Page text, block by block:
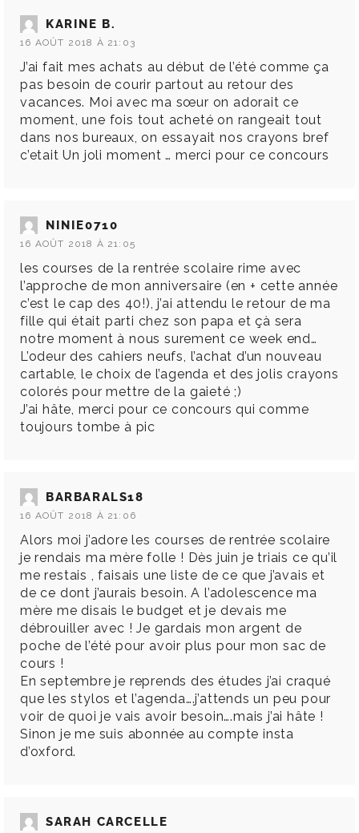
KARINE B.
16 AOÛT 2018 À 21:03
J’ai fait mes achats au début de l’été comme ça
pas besoin de courir partout au retour des
vacances. Moi avec ma sœur on adorait ce
moment, une fois tout acheté on rangeait tout
dans nos bureaux, on essayait nos crayons bref
c’etait Un joli moment … merci pour ce concours
NINIE0710
16 AOÛT 2018 À 21:05
les courses de la rentrée scolaire rime avec
l’approche de mon anniversaire (en + cette année
c’est le cap des 40!), j’ai attendu le retour de ma
fille qui était parti chez son papa et çà sera
notre moment à nous surement ce week end…
L’odeur des cahiers neufs, l’achat d’un nouveau
cartable, le choix de l’agenda et des jolis crayons
colorés pour mettre de la gaieté ;)
J’ai hâte, merci pour ce concours qui comme
toujours tombe à pic
BARBARALS18
16 AOÛT 2018 À 21:06
Alors moi j’adore les courses de rentrée scolaire
je rendais ma mère folle ! Dès juin je triais ce qu’il
me restais , faisais une liste de ce que j’avais et
de ce dont j’aurais besoin. A l’adolescence ma
mère me disais le budget et je devais me
débrouiller avec ! Je gardais mon argent de
poche de l’été pour avoir plus pour mon sac de
cours !
En septembre je reprends des études j’ai craqué
que les stylos et l’agenda….j’attends un peu pour
voir de quoi je vais avoir besoin….mais j’ai hâte !
Sinon je me suis abonnée au compte insta
d’oxford.
SARAH CARCELLE